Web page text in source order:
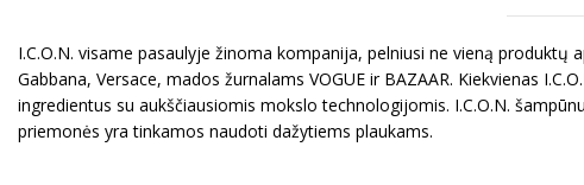
I.C.O.N. visame pasaulyje žinoma kompanija, pelniusi ne vieną
Gabbana, Versace, mados žurnalams VOGUE ir BAZAAR. Kiekvienas
ingredientus su aukščiausiomis mokslo technologijomis. I.C.O.N.
priemonės yra tinkamos naudoti dažytiems plaukams.